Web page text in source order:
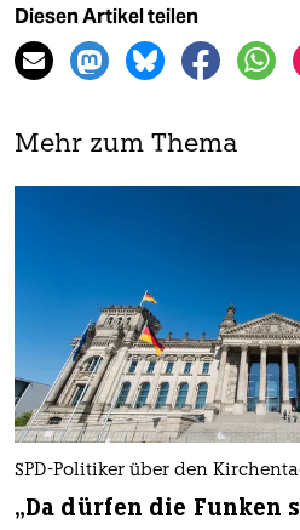
Diesen Artikel teilen
Mehr zum Thema
SPD-Politiker über den
„Da dürfen die Funken